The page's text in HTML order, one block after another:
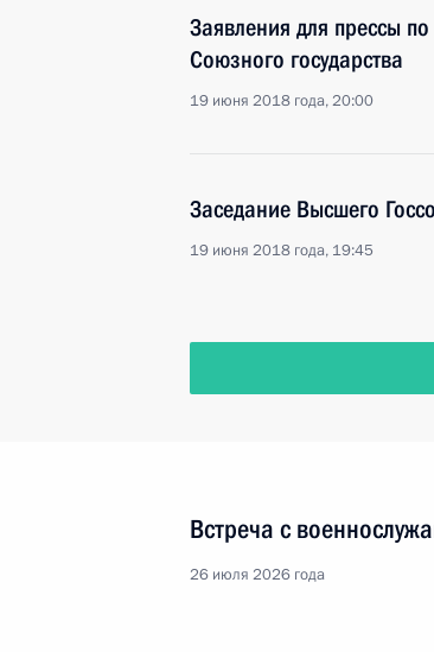
Заявления для прессы
Союзного государства
19 июня 2018 года, 20:00
Заседание Высшего
19 июня 2018 года, 19:45
Встреча с
26 июля 2026 года